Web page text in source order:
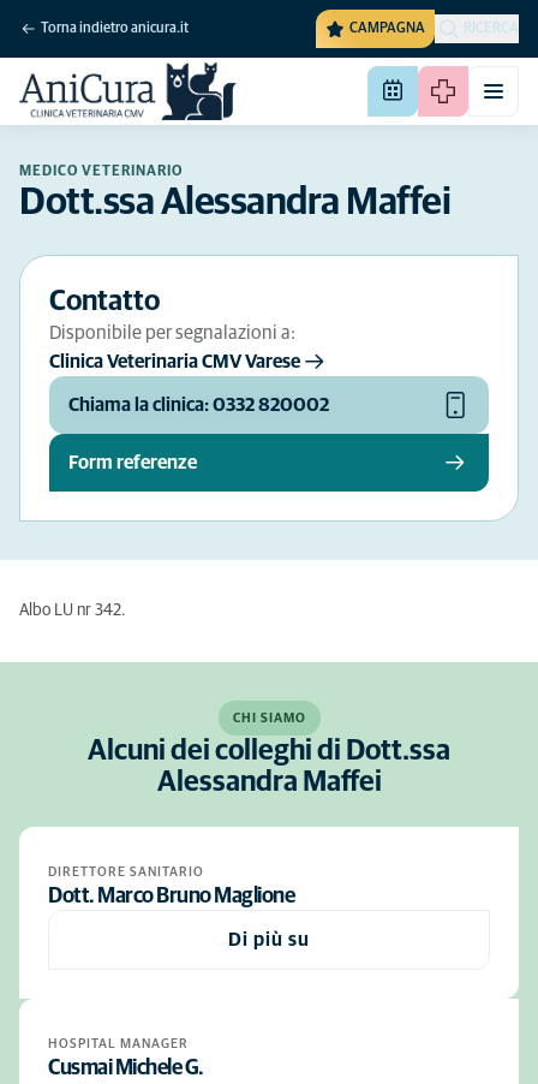
Torna indietro anicura.it CAMPAGNA RICERCA
MEDICO VETERINARIO
Dott.ssa Alessandra Maffei
Contatto
Disponibile per segnalazioni a:
Clinica Veterinaria CMV Varese
Chiama la clinica: 0332 820002
Form referenze
Albo LU nr 342.
CHI SIAMO
Alcuni dei colleghi di Dott.ssa
Alessandra Maffei
DIRETTORE SANITARIO
Dott. Marco Bruno Maglione
Di più su
HOSPITAL MANAGER
Cusmai Michele G.